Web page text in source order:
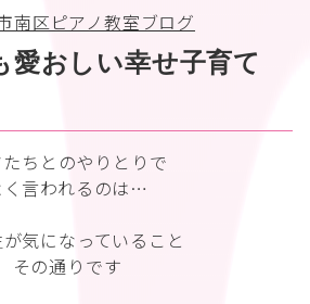
南区ピアノ教室ブログ
愛おしい幸せ子育て
ちとのやりとりで
く言われるのは…
気になっていること
その通りです